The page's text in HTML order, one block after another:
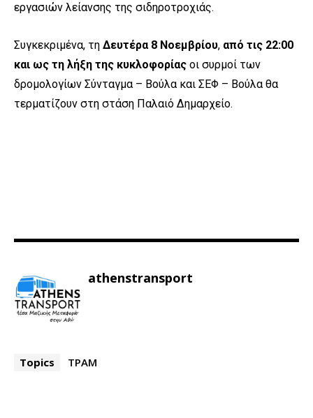
εργασιών λείανσης της σιδηροτροχιάς.
Συγκεκριμένα, τη Δευτέρα 8 Νοεμβρίου, από τις 22:00
και ως τη λήξη της κυκλοφορίας οι συρμοί των
δρομολογίων Σύνταγμα – Βούλα και ΣΕΦ – Βούλα θα
τερματίζουν στη στάση Παλαιό Δημαρχείο.
athenstransport
Topics ΤΡΑΜ